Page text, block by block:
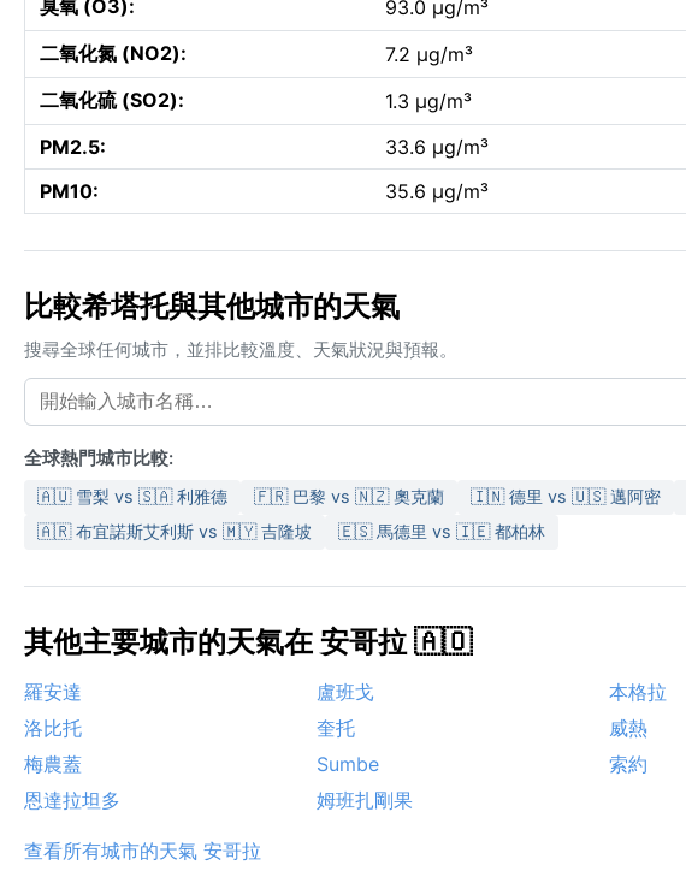
臭氧 (O3):
93.0 µg/m³
二氧化氮 (NO2):
7.2 µg/m³
二氧化硫 (SO2):
1.3 µg/m³
PM2.5:
33.6 µg/m³
PM10:
35.6 µg/m³
比較希塔托與其他城市的天氣
搜尋全球任何城市，並排比較溫度、天氣狀況與預報。
全球熱門城市比較:
🇦🇺 雪梨 vs 🇸🇦 利雅德 🇫🇷 巴黎 vs 🇳🇿 奧克蘭 🇮🇳 德里 vs 🇺🇸 邁阿密
🇦🇷 布宜諾斯艾利斯 vs 🇲🇾 吉隆坡
🇪🇸 馬德里 vs 🇮🇪 都柏林
其他主要城市的天氣在 安哥拉 🇦🇴
羅安達 盧班戈 本格拉
洛比托
奎托 威熱
梅農蓋
Sumbe 索約
恩達拉坦多
姆班扎剛果
查看所有城市的天氣 安哥拉